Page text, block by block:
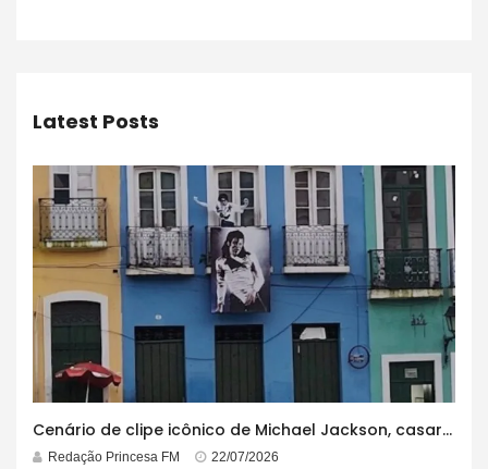
Latest Posts
Cenário de clipe icônico de Michael Jackson, casarão azul no centro do Pelourinho enfrenta ordem de desocupação
Redação Princesa FM 22/07/2026